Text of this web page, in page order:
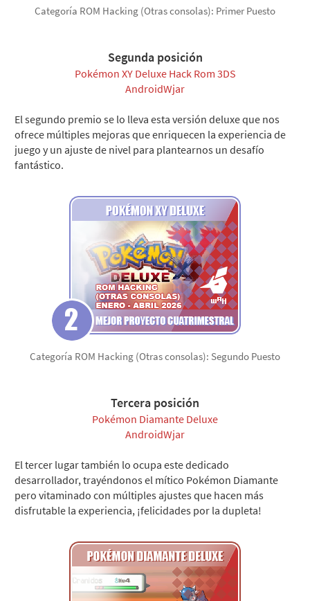
Categoría ROM Hacking (Otras consolas): Primer Puesto
Segunda posición
Pokémon XY Deluxe Hack Rom 3DS
AndroidWjar
El segundo premio se lo lleva esta versión deluxe que nos
ofrece múltiples mejoras que enriquecen la experiencia de
juego y un ajuste de nivel para plantearnos un desafío
fantástico.
Categoría ROM Hacking (Otras consolas): Segundo Puesto
Tercera posición
Pokémon Diamante Deluxe
AndroidWjar
El tercer lugar también lo ocupa este dedicado
desarrollador, trayéndonos el mítico Pokémon Diamante
pero vitaminado con múltiples ajustes que hacen más
disfrutable la experiencia, ¡felicidades por la dupleta!